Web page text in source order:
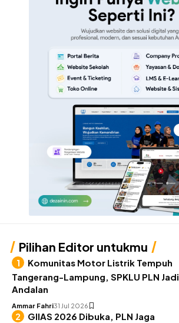
Pilihan Editor untukmu
Komunitas Motor Listrik Tempuh
Tangerang-Lampung, SPKLU PLN Jadi
Andalan
Ammar Fahri31 Jul 2026
GIIAS 2026 Dibuka, PLN Jaga